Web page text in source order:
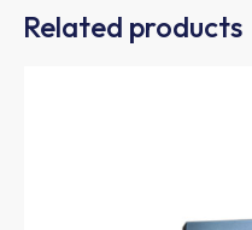
Related products